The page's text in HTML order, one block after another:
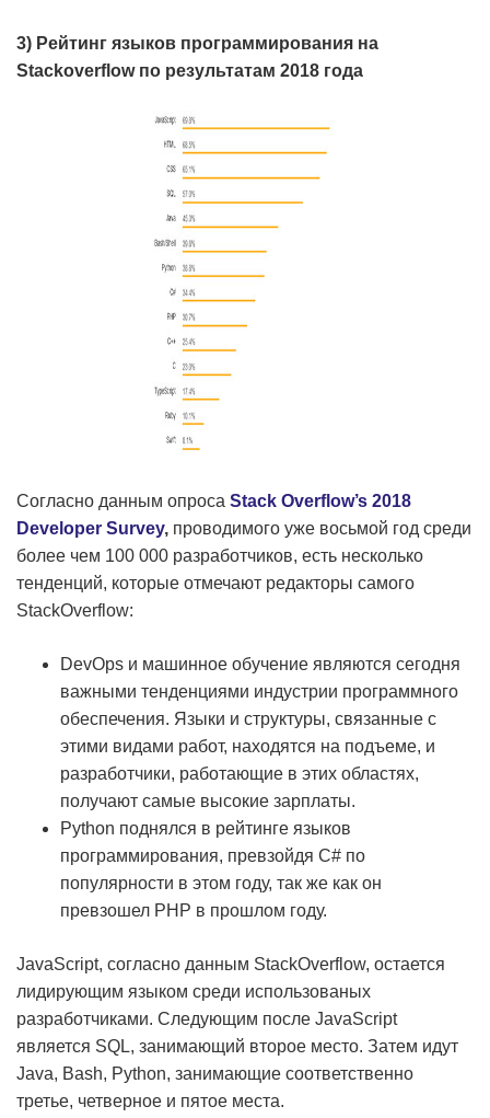
3) Рейтинг языков программирования на
Stackoverflow по результатам 2018 года
Согласно данным опроса Stack Overflow’s 2018
Developer Survey, проводимого уже восьмой год среди
более чем 100 000 разработчиков, есть несколько
тенденций, которые отмечают редакторы самого
StackOverflow:
DevOps и машинное обучение являются сегодня
важными тенденциями индустрии программного
обеспечения. Языки и структуры, связанные с
этими видами работ, находятся на подъеме, и
разработчики, работающие в этих областях,
получают самые высокие зарплаты.
Python поднялся в рейтинге языков
программирования, превзойдя C# по
популярности в этом году, так же как он
превзошел PHP в прошлом году.
JavaScript, согласно данным StackOverflow, остается
лидирующим языком среди использованых
разработчиками. Следующим после JavaScript
является SQL, занимающий второе место. Затем идут
Java, Bash, Python, занимающие соответственно
третье, четверное и пятое места.